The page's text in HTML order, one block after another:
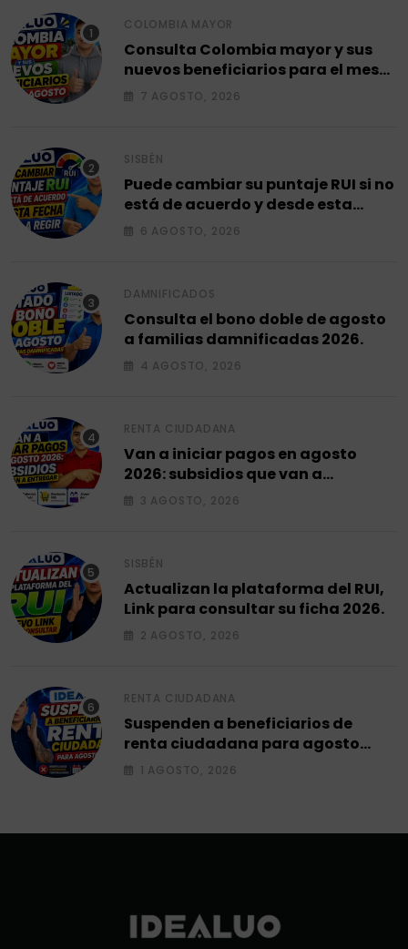
COLOMBIA MAYOR
Consulta Colombia mayor y sus
nuevos beneficiarios para el mes
de agosto 2026.
7 AGOSTO, 2026
SISBÉN
Puede cambiar su puntaje RUI si no
está de acuerdo y desde esta
fecha empieza a regir en el 2026.
6 AGOSTO, 2026
DAMNIFICADOS
Consulta el bono doble de agosto
a familias damnificadas 2026.
4 AGOSTO, 2026
RENTA CIUDADANA
Van a iniciar pagos en agosto
2026: subsidios que van a
entregar.
3 AGOSTO, 2026
SISBÉN
Actualizan la plataforma del RUI,
Link para consultar su ficha 2026.
2 AGOSTO, 2026
RENTA CIUDADANA
Suspenden a beneficiarios de
renta ciudadana para agosto
2026.
1 AGOSTO, 2026